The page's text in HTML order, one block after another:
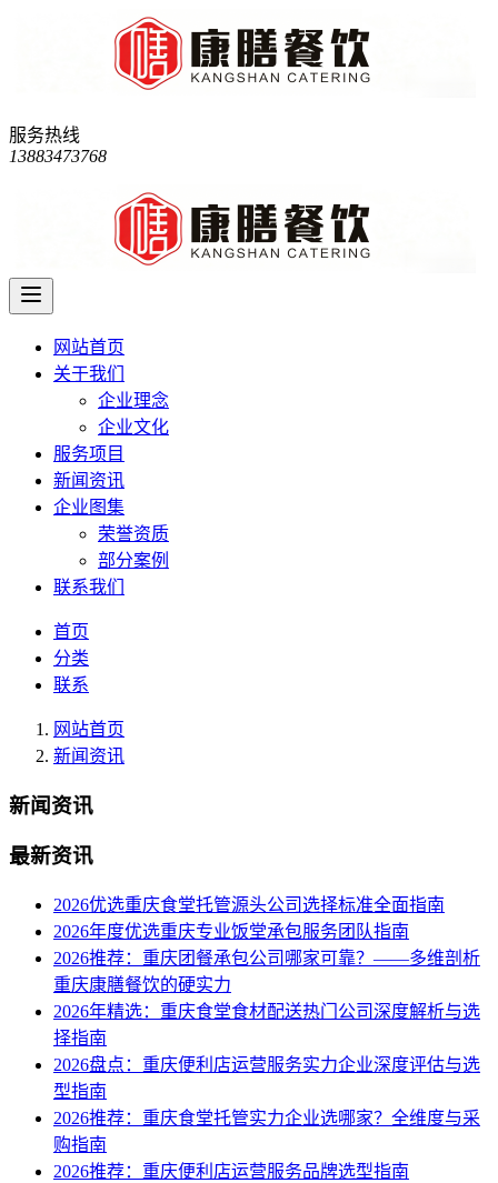
服务热线
13883473768
网站首页
关于我们
企业理念
企业文化
服务项目
新闻资讯
企业图集
荣誉资质
部分案例
联系我们
首页
分类
联系
网站首页
新闻资讯
新闻资讯
最新资讯
2026优选重庆食堂托管源头公司选择标准全面指南
2026年度优选重庆专业饭堂承包服务团队指南
2026推荐：重庆团餐承包公司哪家可靠？——多维剖析
重庆康膳餐饮的硬实力
2026年精选：重庆食堂食材配送热门公司深度解析与选
择指南
2026盘点：重庆便利店运营服务实力企业深度评估与选
型指南
2026推荐：重庆食堂托管实力企业选哪家？全维度与采
购指南
2026推荐：重庆便利店运营服务品牌选型指南